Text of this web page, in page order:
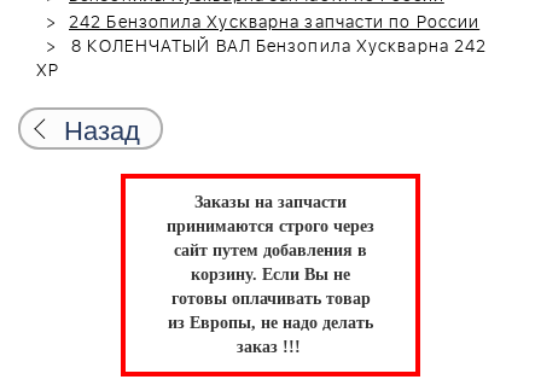
242 Бензопила Хускварна запчасти по России
8 КОЛЕНЧАТЫЙ ВАЛ Бензопила Хускварна 242
XP
Назад
Заказы на запчасти
принимаются строго через
сайт путем добавления в
корзину. Если Вы не
готовы оплачивать товар
из Европы, не надо делать
заказ !!!